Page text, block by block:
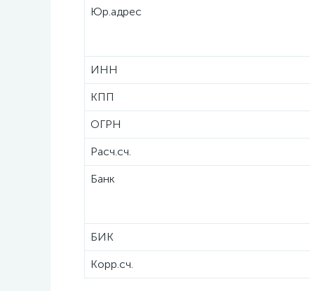
Юр.адрес
ИНН
КПП
ОГРН
Расч.сч.
Банк
БИК
Корр.сч.